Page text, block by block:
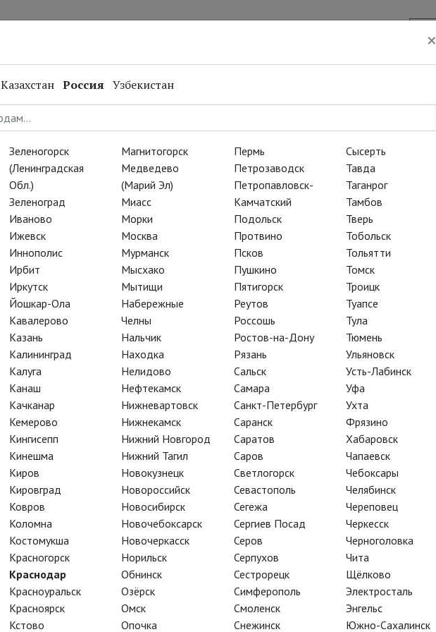
Забыли пароль?
human,
ignore
field
Войти
Регистрация
Не получили подтверждение?
TheatreHD
АРТ-ЛЕКТОРИЙ В КИНО
TheatreHD Опера
TheatreHD Балет в кино
АРТ-ЛЕКТОРИЙ В КИНО
×
Казахстан Россия Узбекистан
Зеленогорск
(Ленинградская
Обл.)
Зеленоград
Иваново
Ижевск
Иннополис
Ирбит
Иркутск
Йошкар-Ола
Кавалерово
Казань
Калининград
Калуга
Канаш
Качканар
Кемерово
Кингисепп
Кинешма
Киров
Кировград
Ковров
Коломна
Костомукша
Красногорск
Краснодар
Красноуральск
Красноярск
Кстово
Магнитогорск
Медведево
(Марий Эл)
Миасс
Морки
Москва
Мурманск
Мысхако
Мытищи
Набережные
Челны
Нальчик
Находка
Нелидово
Нефтекамск
Нижневартовск
Нижнекамск
Нижний Новгород
Нижний Тагил
Новокузнецк
Новороссийск
Новосибирск
Новочебоксарск
Новочеркасск
Норильск
Обнинск
Озёрск
Омск
Опочка
Пермь
Петрозаводск
Петропавловск-
Камчатский
Подольск
Протвино
Псков
Пушкино
Пятигорск
Реутов
Россошь
Ростов-на-Дону
Рязань
Сальск
Самара
Санкт-Петербург
Саранск
Саратов
Саров
Светлогорск
Севастополь
Сегежа
Сергиев Посад
Серов
Серпухов
Сестрорецк
Симферополь
Смоленск
Снежинск
Сысерть
Тавда
Таганрог
Тамбов
Тверь
Тобольск
Тольятти
Томск
Троицк
Туапсе
Тула
Тюмень
Ульяновск
Усть-Лабинск
Уфа
Ухта
Фрязино
Хабаровск
Чапаевск
Чебоксары
Челябинск
Череповец
Черкесск
Черноголовка
Чита
Щёлково
Электросталь
Энгельс
Южно-Сахалинск